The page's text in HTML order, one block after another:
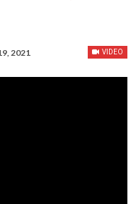
VIDEO
2021